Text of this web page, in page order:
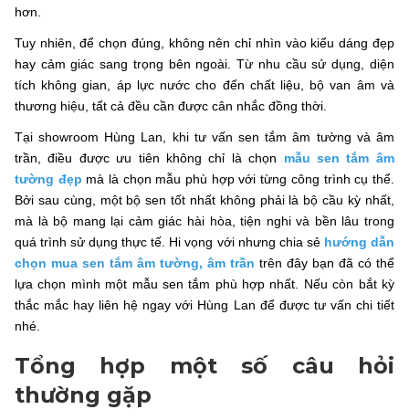
hơn.
Tuy nhiên, để chọn đúng, không nên chỉ nhìn vào kiểu dáng đẹp
hay cảm giác sang trọng bên ngoài. Từ nhu cầu sử dụng, diện
tích không gian, áp lực nước cho đến chất liệu, bộ van âm và
thương hiệu, tất cả đều cần được cân nhắc đồng thời.
Tại showroom Hùng Lan, khi tư vấn sen tắm âm tường và âm
trần, điều được ưu tiên không chỉ là chọn mẫu sen tắm âm
tường đẹp mà là chọn mẫu phù hợp với từng công trình cụ thể.
Bởi sau cùng, một bộ sen tốt nhất không phải là bộ cầu kỳ nhất,
mà là bộ mang lại cảm giác hài hòa, tiện nghi và bền lâu trong
quá trình sử dụng thực tế. Hi vọng với nhưng chia sẻ hướng dẫn
chọn mua sen tắm âm tường, âm trần trên đây bạn đã có thể
lựa chọn mình một mẫu sen tắm phù hợp nhất. Nếu còn bắt kỳ
thắc mắc hay liên hệ ngay với Hùng Lan để được tư vấn chi tiết
nhé.
Tổng hợp một số câu hỏi
thường gặp